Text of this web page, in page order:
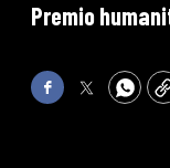
Premio
FacebookTwitter